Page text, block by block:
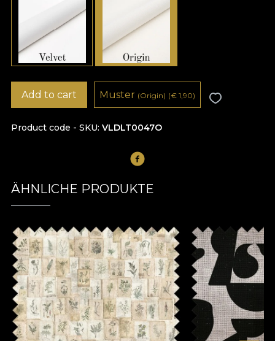
Product code - SKU VLDLT0047O
Add to cart Muster (Origin) (€ 1,90)
ÄHNLICHE PRODUKTE